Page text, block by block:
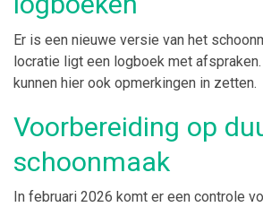
Er is een nieuwe versie van het
locratie ligt een logboek met
kunnen hier ook opmerkingen in zetten.
Voorbereiding op
schoonmaak
In februari 2026 komt er een controle